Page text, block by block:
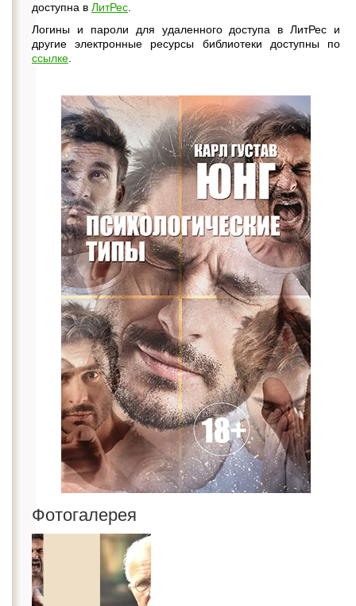
доступна в ЛитРес
Логины и пароли для удаленного доступа в ЛитРес и
другие электронные ресурсы библиотеки доступны по
ссылке
Фотогалерея